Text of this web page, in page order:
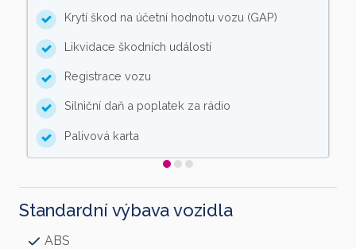
Krytí škod na účetní hodnotu vozu (GAP)
Likvidace škodních událostí
Registrace vozu
Silniční daň a poplatek za rádio
Palivová karta
Standardní výbava vozidla
ABS